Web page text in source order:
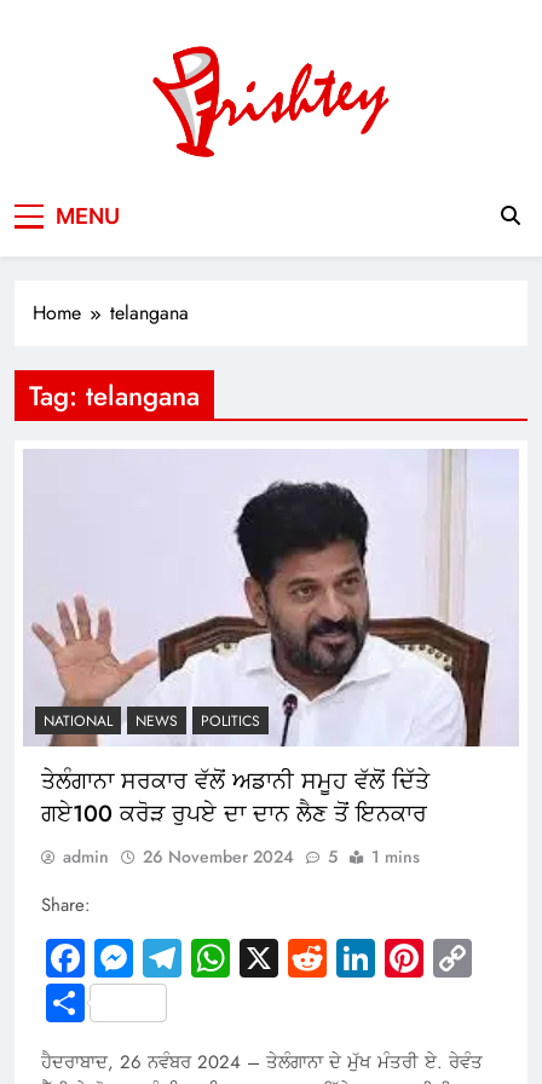
MENU
Home telangana
Tag: telangana
NATIONAL NEWS POLITICS
ਤੇਲੰਗਾਨਾ ਸਰਕਾਰ ਵੱਲੋਂ ਅਡਾਨੀ ਸਮੂਹ ਵੱਲੋਂ ਦਿੱਤੇ
ਗਏ100 ਕਰੋੜ ਰੁਪਏ ਦਾ ਦਾਨ ਲੈਣ ਤੋਂ ਇਨਕਾਰ
admin 26 November 2024 5 1 mins
Share:
Facebook
Messenger
Telegram
WhatsApp
X RedditLinkedIn
Share
ਹੈਦਰਾਬਾਦ, 26 ਨਵੰਬਰ 2024 – ਤੇਲੰਗਾਨਾ ਦੇ ਮੁੱਖ ਮੰਤਰੀ ਏ. ਰੇਵੰਤ